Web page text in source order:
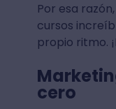
Por esa
cursos
propio ritmo.
cero